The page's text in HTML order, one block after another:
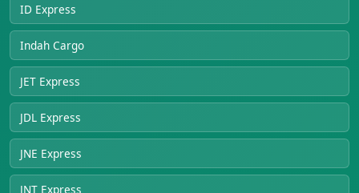
ID Express
Indah Cargo
JET Express
JDL Express
JNE Express
JNT Express